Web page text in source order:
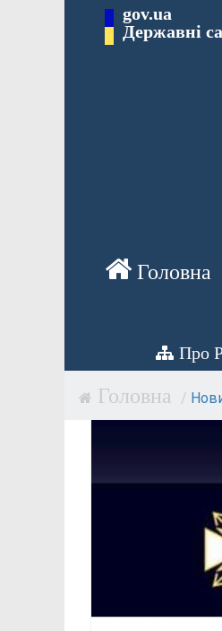
Перейти gov.ua
Державні
Про
/